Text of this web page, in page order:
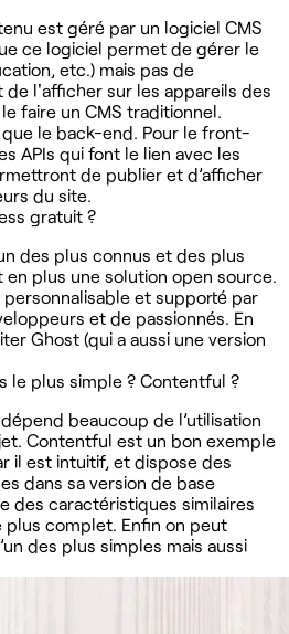
est géré par un logiciel CMS
ce logiciel permet de gérer le
etc.) mais pas de
l'afficher sur les appareils des
faire un CMS traditionnel.
le back-end. Pour le front-
APIs qui font le lien avec les
de publier et d’afficher
du site.
gratuit ?
des plus connus et des plus
plus une solution open source.
et supporté par
et de passionnés. En
Ghost (qui a aussi une version
le plus simple ? Contentful ?
beaucoup de l’utilisation
Contentful est un bon exemple
il est intuitif, et dispose des
dans sa version de base
des caractéristiques similaires
plus complet. Enfin on peut
des plus simples mais aussi